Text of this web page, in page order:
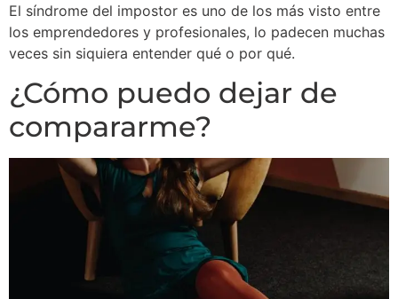
El síndrome del impostor es uno de los más visto entre
los emprendedores y profesionales, lo padecen muchas
veces sin siquiera entender qué o por qué.
¿Cómo puedo dejar de
compararme?